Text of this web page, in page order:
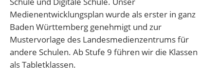
Medienentwicklungsplan wurde als erster in ganz
Baden Württemberg genehmigt und zur
Mustervorlage des Landesmedienzentrums für
andere Schulen. Ab Stufe 9 führen wir die Klassen
als Tabletklassen.